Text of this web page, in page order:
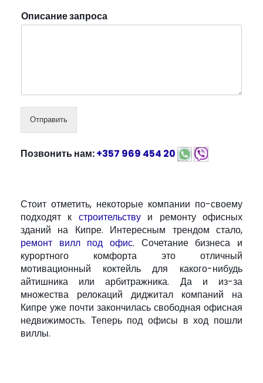
Описание запроса
Отправить
Позвонить нам:+357 969 454 20
Стоит отметить, некоторые компании по-своему
подходят к строительствуи ремонту офисных
зданий на Кипре. Интересным трендом стало,
ремонт вилл под офис. Сочетание бизнеса и
курортного комфорта это отличный
мотивационный коктейль для какого-нибудь
айтишника или арбитражника. Да и из-за
множества релокаций диджитал компаний на
Кипре уже почти закончилась свободная офисная
недвижимость. Теперь под офисы в ход пошли
виллы.